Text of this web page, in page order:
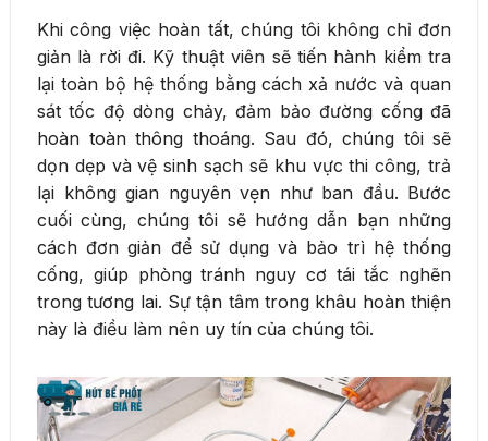
Khi công việc hoàn tất, chúng tôi không chỉ đơn
giản là rời đi. Kỹ thuật viên sẽ tiến hành kiểm tra
lại toàn bộ hệ thống bằng cách xả nước và quan
sát tốc độ dòng chảy, đảm bảo đường cống đã
hoàn toàn thông thoáng. Sau đó, chúng tôi sẽ
dọn dẹp và vệ sinh sạch sẽ khu vực thi công, trả
lại không gian nguyên vẹn như ban đầu. Bước
cuối cùng, chúng tôi sẽ hướng dẫn bạn những
cách đơn giản để sử dụng và bảo trì hệ thống
cống, giúp phòng tránh nguy cơ tái tắc nghẽn
trong tương lai. Sự tận tâm trong khâu hoàn thiện
này là điều làm nên uy tín của chúng tôi.